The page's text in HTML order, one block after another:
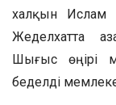
халқын Ислам
Жеделхатта
Шығыс өңірі
беделді